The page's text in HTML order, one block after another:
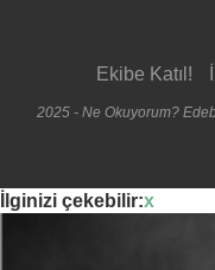
Ekibe Katıl!
2025 - Ne Okuyorum?
İlginizi çekebilir:x